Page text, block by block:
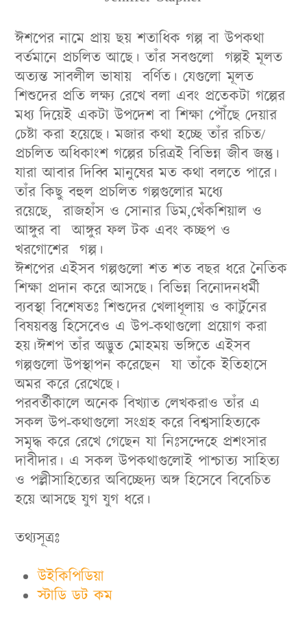
ঈশপের নামে প্রায় ছয় শতাধিক গল্প বা উপকথা
বর্তমানে প্রচলিত আছে। তাঁর সবগুলো গল্পই মূলত
অত্যন্ত সাবলীল ভাষায় বর্ণিত। যেগুলো মূলত
শিশুদের প্রতি লক্ষ্য রেখে বলা এবং প্রতেকটা গল্পের
মধ্য দিয়েই একটা উপদেশ বা শিক্ষা পৌঁছে দেয়ার
চেষ্টা করা হয়েছে। মজার কথা হচ্ছে তাঁর রচিত/
প্রচলিত অধিকাংশ গল্পের চরিত্রই বিভিন্ন জীব জন্তু।
যারা আবার দিব্বি মানুষের মত কথা বলতে পারে।
তাঁর কিছু বহুল প্রচলিত গল্পগুলোর মধ্যে
রয়েছে, রাজহাঁস ও সোনার ডিম,খেঁকশিয়াল ও
আঙ্গুর বা আঙ্গুর ফল টক এবং কচ্ছপ ও
খরগোশের গল্প।
ঈশপের এইসব গল্পগুলো শত শত বছর ধরে নৈতিক
শিক্ষা প্রদান করে আসছে। বিভিন্ন বিনোদনধর্মী
ব্যবস্থা বিশেষতঃ শিশুদের খেলাধূলায় ও কার্টুনের
বিষয়বস্তু হিসেবেও এ উপ-কথাগুলো প্রয়োগ করা
হয়।ঈশপ তাঁর অদ্ভুত মোহময় ভঙ্গিতে এইসব
গল্পগুলো উপস্থাপন করেছেন যা তাঁকে ইতিহাসে
অমর করে রেখেছে।
পরবর্তীকালে অনেক বিখ্যাত লেখকরাও তাঁর এ
সকল উপ-কথাগুলো সংগ্রহ করে বিশ্বসাহিত্যকে
সমৃদ্ধ করে রেখে গেছেন যা নিঃসন্দেহে প্রশংসার
দাবীদার। এ সকল উপকথাগুলোই পাশ্চাত্য সাহিত্য
ও পল্লীসাহিত্যের অবিচ্ছেদ্য অঙ্গ হিসেবে বিবেচিত
হয়ে আসছে যুগ যুগ ধরে।
তথ্যসূত্রঃ
উইকিপিডিয়া
স্টাডি ডট কম